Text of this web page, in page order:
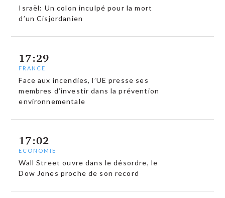
Israël: Un colon inculpé pour la mort
d’un Cisjordanien
17:29
FRANCE
Face aux incendies, l’UE presse ses
membres d’investir dans la prévention
environnementale
17:02
ECONOMIE
Wall Street ouvre dans le désordre, le
Dow Jones proche de son record